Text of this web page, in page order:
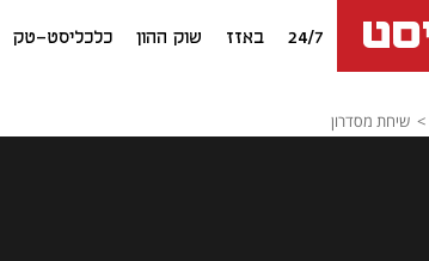
24/7 באזז שוק ההון כלכליסט-טק
שיחת מסדרון